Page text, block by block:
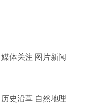
媒体关注 图片新闻
历史沿革 自然地理